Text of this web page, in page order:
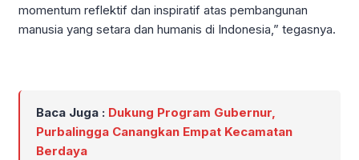
momentum reflektif dan inspiratif atas pembangunan
manusia yang setara dan humanis di Indonesia,” tegasnya.
Baca Juga : Dukung Program Gubernur,
Purbalingga Canangkan Empat Kecamatan
Berdaya